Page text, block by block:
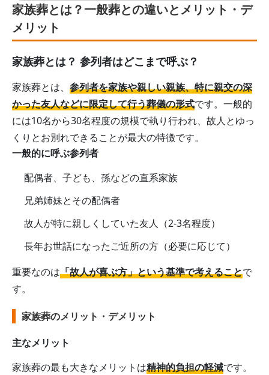
家族葬とは？一般葬との違いとメリット・デ
メリット
家族葬とは？ 参列者はどこまで呼ぶ？
家族葬とは、 参列者を家族や親しい親族、特に親交の深
かった友人などに限定して行う葬儀の形式です。一般的
には10名から30名程度の規模で執り行われ、故人とゆっ
くりとお別れできることが最大の特徴です。
一般的に呼ぶ参列者
配偶者、子ども、孫などの直系家族
兄弟姉妹とその配偶者
故人が特に親しくしていた友人（2-3名程度）
長年お世話になったご近所の方（必要に応じて）
重要なのは「故人が喜ぶ方」という基準で考えることで
す。
家族葬のメリット・デメリット
主なメリット
家族葬の最も大きなメリットは精神的負担の軽減です。